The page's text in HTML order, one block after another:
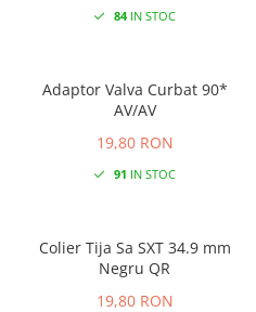
84IN STOC
Adaptor Valva Curbat 90*
AV/AV
19,80 RON
91 IN STOC
Colier Tija Sa SXT 34.9 mm
Negru QR
19,80 RON